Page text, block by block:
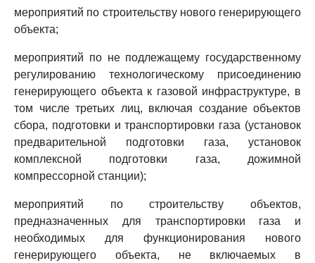
мероприятий по строительству нового генерирующего
объекта;
мероприятий по не подлежащему государственному
регулированию технологическому присоединению
генерирующего объекта к газовой инфраструктуре, в
том числе третьих лиц, включая создание объектов
сбора, подготовки и транспортировки газа (установок
предварительной подготовки газа, установок
комплексной подготовки газа, дожимной
компрессорной станции);
мероприятий по строительству объектов,
предназначенных для транспортировки газа и
необходимых для функционирования нового
генерирующего объекта, не включаемых в